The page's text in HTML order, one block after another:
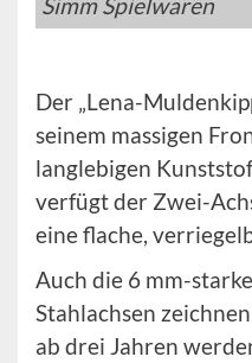
Simm Spielwaren
Der „Lena-
seinem massigen
langlebigen
verfügt der Zwei-
eine flache,
Auch die 6 mm-
Stahlachsen
ab drei Jahren